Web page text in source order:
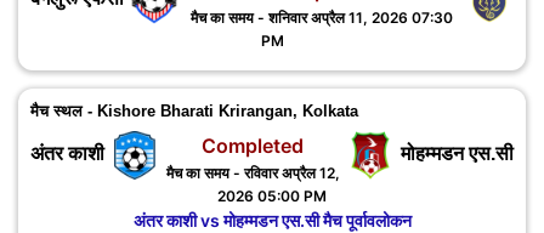
मैच का समय - शनिवार अप्रैल 11, 2026 07:30
PM
मैच स्थल - Kishore Bharati Krirangan, Kolkata
अंतर काशी मोहम्मडन एस.सी
Completed
मैच का समय - रविवार अप्रैल 12,
2026 05:00 PM
अंतर काशी vs मोहम्मडन एस.सी मैच पूर्वावलोकन